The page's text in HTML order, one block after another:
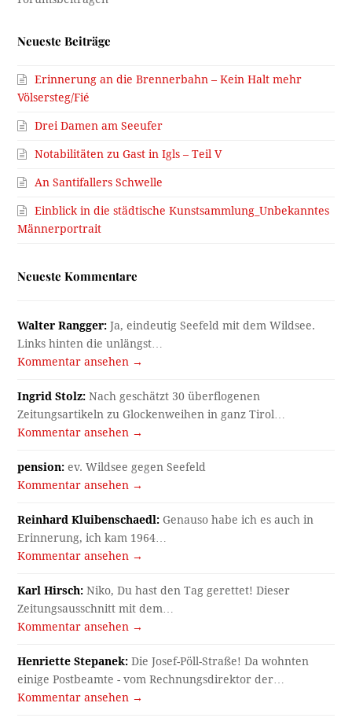
Neueste Beiträge
Erinnerung an die Brennerbahn – Kein Halt mehr
Völsersteg/Fié
Drei Damen am Seeufer
Notabilitäten zu Gast in Igls – Teil V
An Santifallers Schwelle
Einblick in die städtische Kunstsammlung_Unbekanntes
Männerportrait
Neueste Kommentare
Walter Rangger: Ja, eindeutig Seefeld mit dem Wildsee.
Links hinten die unlängst…
Kommentar ansehen →
Ingrid Stolz: Nach geschätzt 30 überflogenen
Zeitungsartikeln zu Glockenweihen in ganz Tirol…
Kommentar ansehen →
pension: ev. Wildsee gegen Seefeld
Kommentar ansehen →
Reinhard Kluibenschaedl: Genauso habe ich es auch in
Erinnerung, ich kam 1964…
Kommentar ansehen →
Karl Hirsch: Niko, Du hast den Tag gerettet! Dieser
Zeitungsausschnitt mit dem…
Kommentar ansehen →
Henriette Stepanek: Die Josef-Pöll-Straße! Da wohnten
einige Postbeamte - vom Rechnungsdirektor der…
Kommentar ansehen →